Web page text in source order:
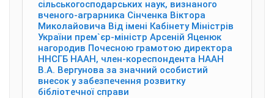
сільськогосподарських наук, визнаного
вченого-аграрника Сінченка Віктора
Миколайовича Від імені Кабінету Міністрів
України прем`єр-міністр Арсеній Яценюк
нагородив Почесною грамотою директора
ННСГБ НААН, член-кореспондента НААН
В.А. Вергунова за значний особистий
внесок у забезпечення розвитку
бібліотечної справи